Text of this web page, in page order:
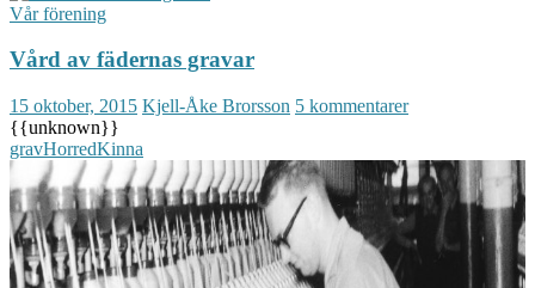
Vår förening
Vård av fädernas gravar
15 oktober, 2015 Kjell-Åke Brorsson 5 kommentarer
{{unknown}}
gravHorredKinna